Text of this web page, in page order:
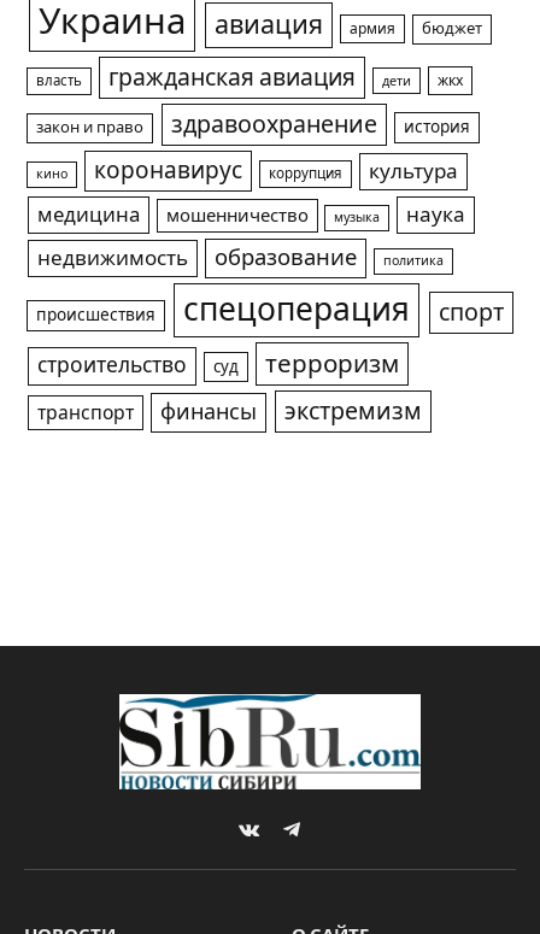
Украина авиация армия бюджет
власть гражданская авиация дети жкх
закон и право здравоохранение история
кино коронавирус коррупция
культура
медицина
мошенничество музыка
наука
недвижимость
образование политика
происшествия спецоперация спорт
строительство суд терроризм
транспорт финансы экстремизм
VKontakteTelegram